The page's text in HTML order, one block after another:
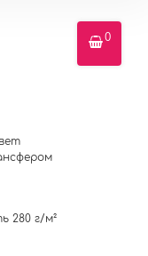
0
280 г/м²